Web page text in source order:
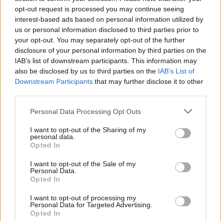
opt-out request is processed you may continue seeing
interest-based ads based on personal information utilized by
us or personal information disclosed to third parties prior to
your opt-out. You may separately opt-out of the further
disclosure of your personal information by third parties on the
IAB’s list of downstream participants. This information may
also be disclosed by us to third parties on the IAB’s List of
Downstream Participants that may further disclose it to other
Please note that this website/app uses one or more Google
not limited to your visit or usage behaviour. You may click to
grant or deny consent to Google and its third-party tags to
use your data for below specified purposes in below Google
consent section.
Personal Data Processing Opt Outs
I want to opt-out of the Sharing of my
personal data.
Opted In
I want to opt-out of the Sale of my
Personal Data.
Opted In
I want to opt-out of processing my
Personal Data for Targeted Advertising.
Opted In
szlogen jegyében fogant. Ez a kollekció őszi-téli
szériával fog debütálni, más részletet eddig még
nem tudni róla.